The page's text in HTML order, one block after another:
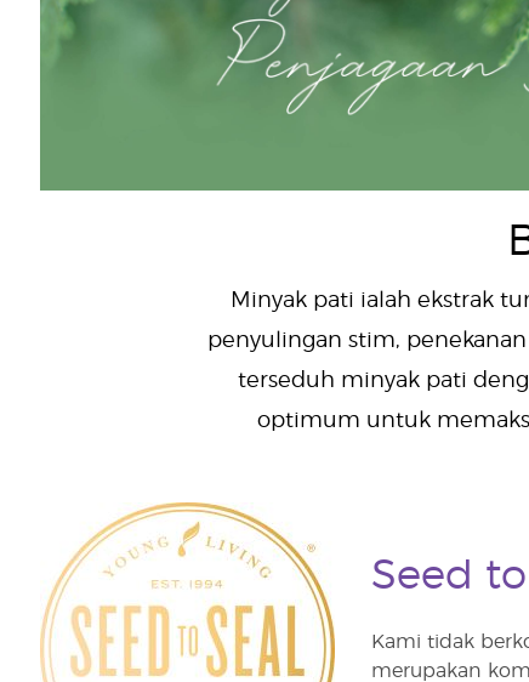
Minyak pati ialah ekstrak
penyulingan stim,
terseduh minyak pati
optimum untuk
Seed
Kami tidak
merupakan